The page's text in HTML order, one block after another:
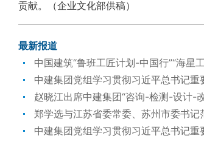
贡献。（企业文化部供稿）
最新报道
中国建筑“鲁班工匠计划-中国行”“海星
中建集团党组学习贯彻习近平总书记
赵晓江出席中建集团“咨询-检测-设计-
郑学选与江苏省委常委、苏州市委书
中建集团党组学习贯彻习近平总书记重